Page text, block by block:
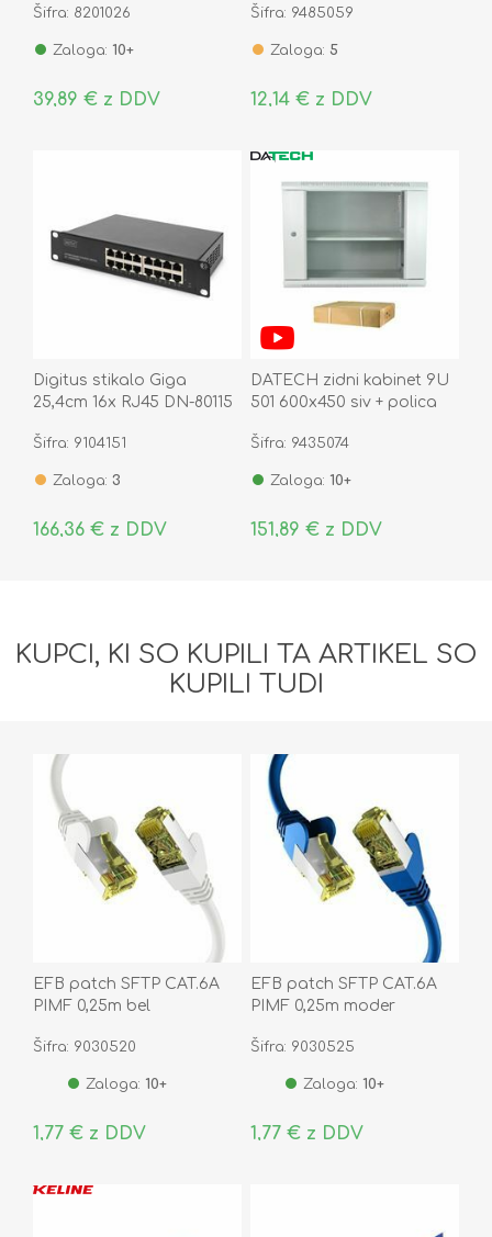
Šifra: 8201026
Zaloga: 10+
39,89 € z DDV
Šifra: 9485059
Zaloga: 5
12,14 € z DDV
Digitus stikalo Giga
25,4cm 16x RJ45 DN-80115
Šifra: 9104151
Zaloga: 3
166,36 € z DDV
DATECH zidni kabinet 9U
501 600x450 siv + polica
Šifra: 9435074
Zaloga: 10+
151,89 € z DDV
KUPCI, KI SO KUPILI TA ARTIKEL SO
KUPILI TUDI
EFB patch SFTP CAT.6A
PIMF 0,25m bel
Šifra: 9030520
Zaloga: 10+
1,77 € z DDV
EFB patch SFTP CAT.6A
PIMF 0,25m moder
Šifra: 9030525
Zaloga: 10+
1,77 € z DDV